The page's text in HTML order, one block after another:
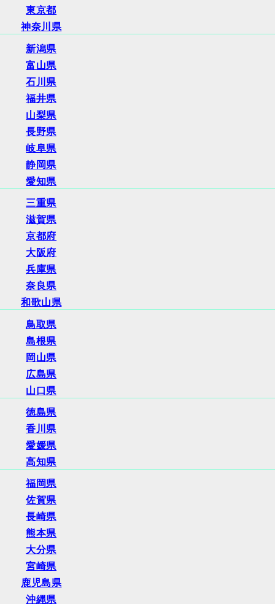
東京都
神奈川県
新潟県
富山県
石川県
福井県
山梨県
長野県
岐阜県
静岡県
愛知県
三重県
滋賀県
京都府
大阪府
兵庫県
奈良県
和歌山県
鳥取県
島根県
岡山県
広島県
山口県
徳島県
香川県
愛媛県
高知県
福岡県
佐賀県
長崎県
熊本県
大分県
宮崎県
鹿児島県
沖縄県